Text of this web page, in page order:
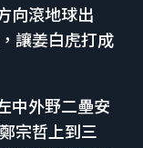
向滾地球出
讓姜白虎打成
中外野二壘安
宗哲上到三